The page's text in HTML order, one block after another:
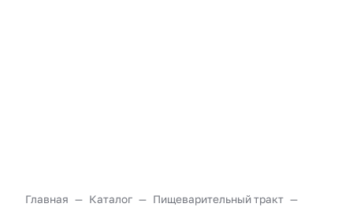
Главная Каталог
Пищеварительный тракт